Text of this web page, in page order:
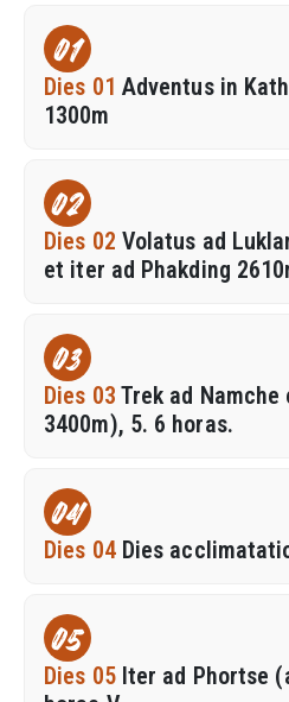
01
Dies 01 Adventus in
1300m
02
Dies 02 Volatus ad
et iter ad Phakding
03
Dies 03 Trek ad
3400m), 5. 6 horas.
04
Dies 04 Dies
05
Dies 05 Iter ad Phortse